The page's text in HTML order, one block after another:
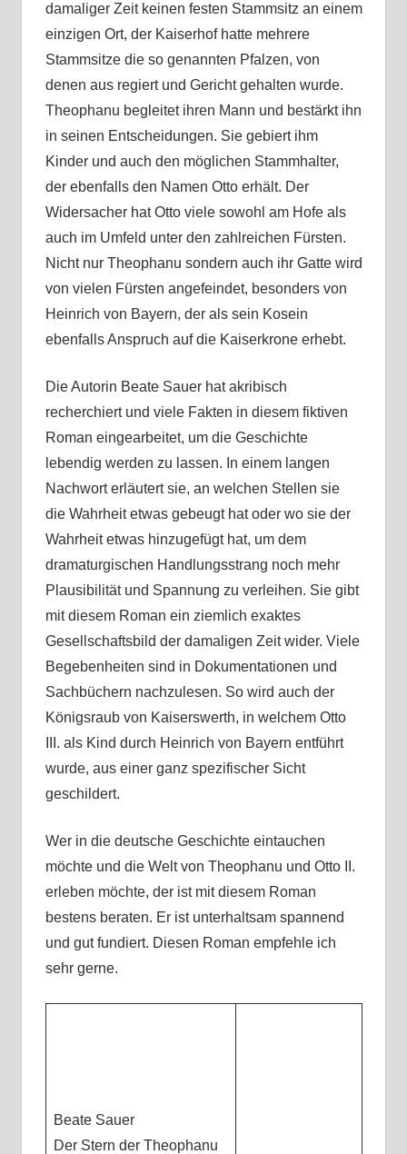
damaliger Zeit keinen festen Stammsitz an einem
einzigen Ort, der Kaiserhof hatte mehrere
Stammsitze die so genannten Pfalzen, von
denen aus regiert und Gericht gehalten wurde.
Theophanu begleitet ihren Mann und bestärkt ihn
in seinen Entscheidungen. Sie gebiert ihm
Kinder und auch den möglichen Stammhalter,
der ebenfalls den Namen Otto erhält. Der
Widersacher hat Otto viele sowohl am Hofe als
auch im Umfeld unter den zahlreichen Fürsten.
Nicht nur Theophanu sondern auch ihr Gatte wird
von vielen Fürsten angefeindet, besonders von
Heinrich von Bayern, der als sein Kosein
ebenfalls Anspruch auf die Kaiserkrone erhebt.
Die Autorin Beate Sauer hat akribisch
recherchiert und viele Fakten in diesem fiktiven
Roman eingearbeitet, um die Geschichte
lebendig werden zu lassen. In einem langen
Nachwort erläutert sie, an welchen Stellen sie
die Wahrheit etwas gebeugt hat oder wo sie der
Wahrheit etwas hinzugefügt hat, um dem
dramaturgischen Handlungsstrang noch mehr
Plausibilität und Spannung zu verleihen. Sie gibt
mit diesem Roman ein ziemlich exaktes
Gesellschaftsbild der damaligen Zeit wider. Viele
Begebenheiten sind in Dokumentationen und
Sachbüchern nachzulesen. So wird auch der
Königsraub von Kaiserswerth, in welchem Otto
III. als Kind durch Heinrich von Bayern entführt
wurde, aus einer ganz spezifischer Sicht
geschildert.
Wer in die deutsche Geschichte eintauchen
möchte und die Welt von Theophanu und Otto II.
erleben möchte, der ist mit diesem Roman
bestens beraten. Er ist unterhaltsam spannend
und gut fundiert. Diesen Roman empfehle ich
sehr gerne.
Beate Sauer
Der Stern der Theophanu